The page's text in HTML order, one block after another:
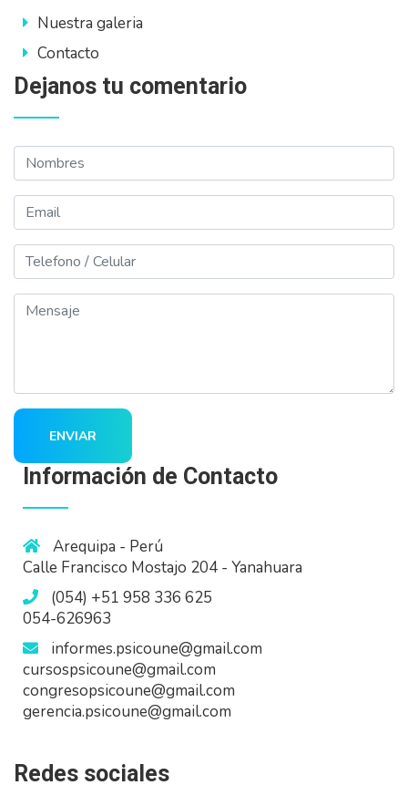
Nuestra galeria
Contacto
Dejanos tu comentario
Nombres
Email
Telefono
Mensaje
ENVIAR
Información de Contacto
Arequipa - Perú
Calle Francisco Mostajo 204 - Yanahuara
(054) +51 958 336 625
054-626963
informes.psicoune@gmail.com
cursospsicoune@gmail.com
congresopsicoune@gmail.com
gerencia.psicoune@gmail.com
Redes sociales